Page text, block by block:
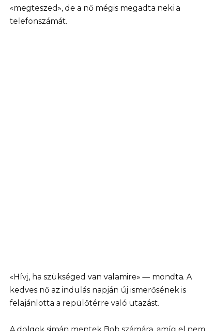
«megteszed», de a nő mégis megadta neki a
telefonszámát.
«Hívj, ha szükséged van valamire» — mondta. A
kedves nő az indulás napján új ismerősének is
felajánlotta a repülőtérre való utazást.